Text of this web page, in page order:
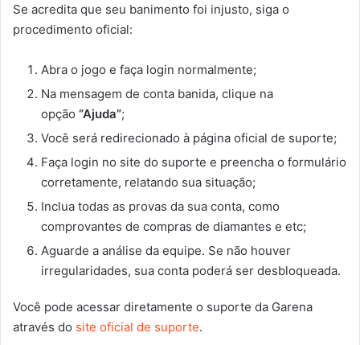
Se acredita que seu banimento foi injusto, siga o
procedimento oficial:
Abra o jogo e faça login normalmente;
Na mensagem de conta banida, clique na
opção “Ajuda”;
Você será redirecionado à página oficial de suporte;
Faça login no site do suporte e preencha o formulário
corretamente, relatando sua situação;
Inclua todas as provas da sua conta, como
comprovantes de compras de diamantes e etc;
Aguarde a análise da equipe. Se não houver
irregularidades, sua conta poderá ser desbloqueada.
Você pode acessar diretamente o suporte da Garena
através do site oficial de suporte.